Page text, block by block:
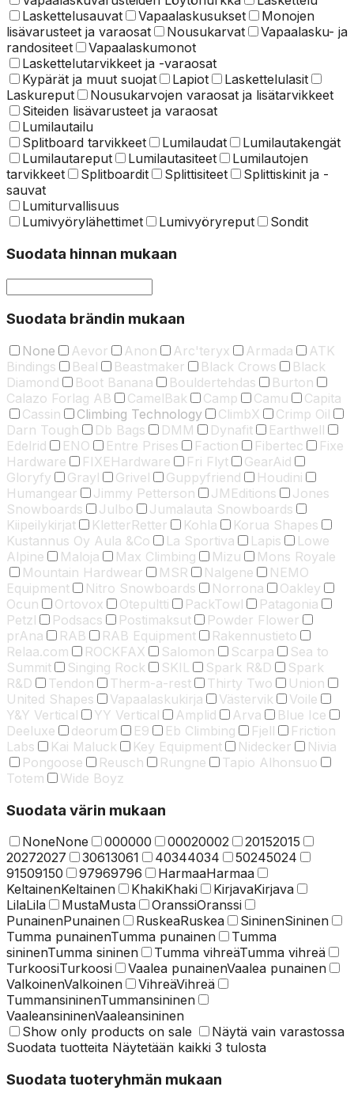
Laskettelusauvat
Vapaalaskusukset
Monojen
lisävarusteet ja varaosat
Nousukarvat
Vapaalasku- ja
randositeet
Vapaalaskumonot
Laskettelu­tarvikkeet ja -varaosat
Kypärät ja muut suojat
Lapiot
Laskettelulasit
Laskureput
Nousukarvojen varaosat ja lisätarvikkeet
Siteiden lisävarusteet ja varaosat
Lumilautailu
Splitboard tarvikkeet
Lumilaudat
Lumilautakengät
Lumilautareput
Lumilautasiteet
Lumilautojen
tarvikkeet
Splitboardit Splittisiteet
Splittiskinit ja -
sauvat
Lumiturvallisuus
Lumivyörylähettimet
Lumivyöryreput Sondit
Suodata hinnan mukaan
Suodata brändin mukaan
None Aevor Anon Arc'teryx Armada
ATK
Bindings
Beal Beastmaker Black Crows
Black
Diamond
Boot Banana Bouldertehdas
Burton
Calazo Forlag AB
CamelBak Camp Camu
Capita
Cassin
Climbing Technology ClimbX
Crimp Oil
Darn Tough
Db Bags DMM Dynafit
Earthwell
Edelrid
ENO Entre Prises Faction Fibertec
Fixe
Hardware
FIXEHardware Fri Flyt
GearAid
Gloryfy
Grayl Grivel Guppyfriend
Houdini
Humangear
Jimmy Petterson JMEditions
Jones
Snowboards
Julbo
Jumalauta Snowboards
Kiipeilykirjat
KletterRetter Kohla
Korua Shapes
Kustannus Oy Aula &Co
La Sportiva Lapis
Lowe
Alpine
Maloja Max Climbing Mizu
Mons Royale
Mountain Hardwear
MSR Nalgene
NEMO
Equipment
Nitro Snowboards Norrona
Oakley
Ocun
Ortovox Otepultti PackTowl
Patagonia
Petzl
Podsacs Postimaksut
Powder Flower
prAna
RAB RAB Equipment
Rakennustieto
Relaa.com
ROCKFAX Salomon Scarpa
Sea to
Summit
Singing Rock SKIL Spark R&D
Spark
R&D
Tendon Therm-a-rest Thirty Two
Union
United Shapes
Vapaalaskukirja Västervik
Voile
Y&Y Vertical
YY Vertical Amplid Arva
Blue Ice
Deeluxe
deorum E9 Eb Climbing Fjell
Friction
Labs
Kai Maluck Key Equipment Nidecker
Nivia
Pongoose
Reusch Rungne
Tapio Alhonsuo
Totem
Wide Boyz
Suodata värin mukaan
NoneNone 000000 00020002 20152015
20272027 30613061 40344034 50245024
91509150 97969796 HarmaaHarmaa
KeltainenKeltainen KhakiKhaki KirjavaKirjava
LilaLila MustaMusta OranssiOranssi
PunainenPunainen RuskeaRuskea SininenSininen
Tumma punainenTumma punainen
Tumma
sininenTumma sininen Tumma vihreäTumma vihreä
TurkoosiTurkoosi Vaalea punainenVaalea punainen
ValkoinenValkoinen VihreäVihreä
TummansininenTummansininen
VaaleansininenVaaleansininen
Show only products on sale
Näytä vain varastossa
Suodata tuotteita Näytetään kaikki 3 tulosta
Suodata tuoteryhmän mukaan